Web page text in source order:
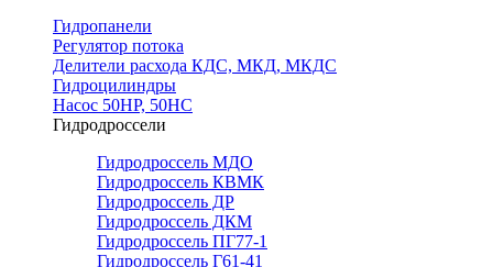
Гидропанели
Регулятор потока
Делители расхода КДС, МКД, МКДС
Гидроцилиндры
Насос 50НР, 50НС
Гидродроссели
Гидродроссель МДО
Гидродроссель КВМК
Гидродроссель ДР
Гидродроссель ДКМ
Гидродроссель ПГ77-1
Гидродроссель Г61-41